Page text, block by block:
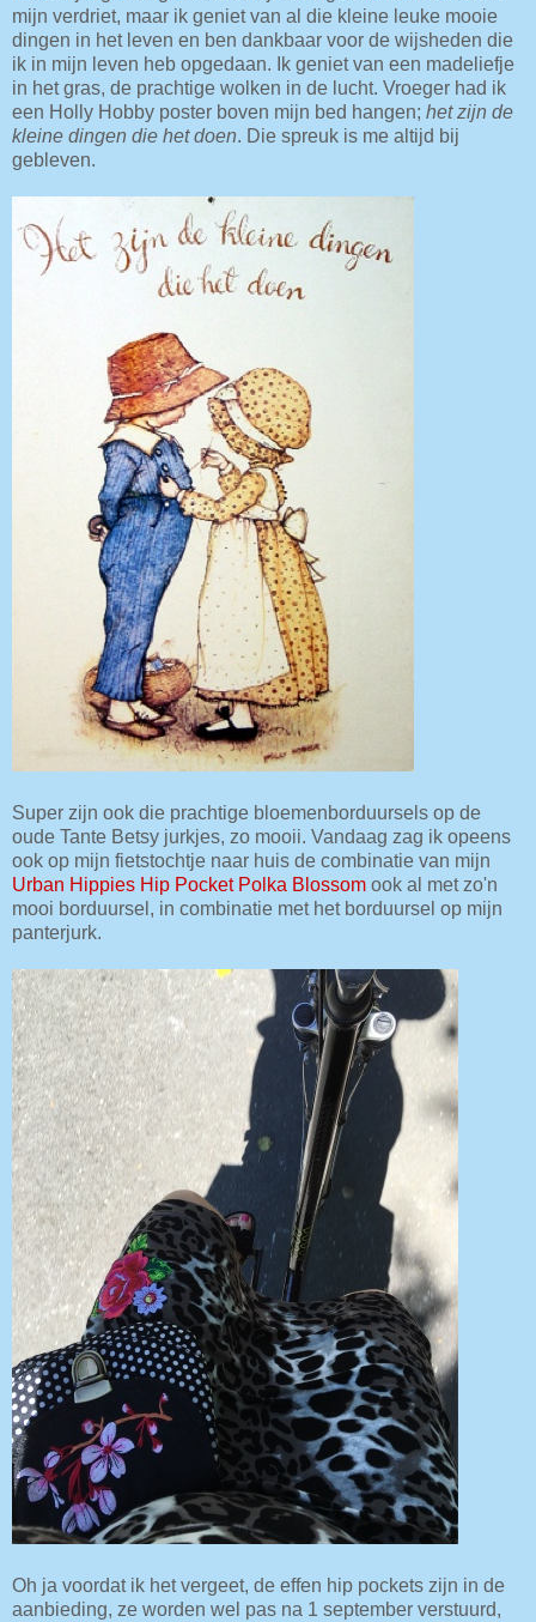
mijn verdriet, maar ik geniet van al die kleine leuke mooie
dingen in het leven en ben dankbaar voor de wijsheden die
ik in mijn leven heb opgedaan. Ik geniet van een madeliefje
in het gras, de prachtige wolken in de lucht. Vroeger had ik
een Holly Hobby poster boven mijn bed hangen; het zijn de
kleine dingen die het doen. Die spreuk is me altijd bij
gebleven.
Super zijn ook die prachtige bloemenborduursels op de
oude Tante Betsy jurkjes, zo mooii. Vandaag zag ik opeens
ook op mijn fietstochtje naar huis de combinatie van mijn
Urban Hippies Hip Pocket Polka Blossom ook al met zo'n
mooi borduursel, in combinatie met het borduursel op mijn
panterjurk.
Oh ja voordat ik het vergeet, de effen hip pockets zijn in de
aanbieding, ze worden wel pas na 1 september verstuurd,